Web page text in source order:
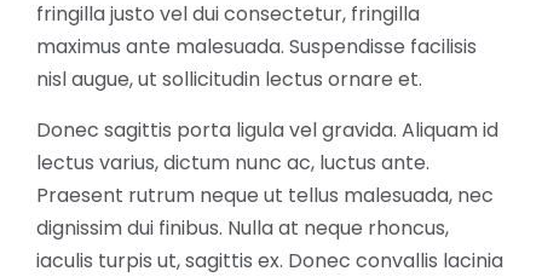
fringilla justo vel dui consectetur, fringilla
maximus ante malesuada. Suspendisse facilisis
nisl augue, ut sollicitudin lectus ornare et.
Donec sagittis porta ligula vel gravida. Aliquam id
lectus varius, dictum nunc ac, luctus ante.
Praesent rutrum neque ut tellus malesuada, nec
dignissim dui finibus. Nulla at neque rhoncus,
iaculis turpis ut, sagittis ex. Donec convallis lacinia